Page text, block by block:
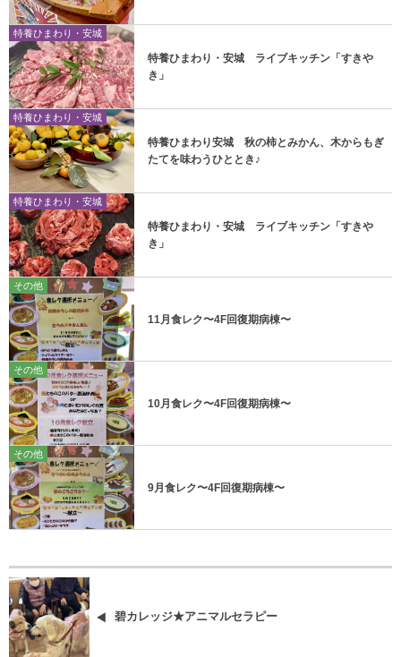
特養ひまわり・安城
特養ひまわり・安城 ライブキッチン「すきや
き」
特養ひまわり・安城
特養ひまわり安城 秋の柿とみかん、木からもぎ
たてを味わうひととき♪
特養ひまわり・安城
特養ひまわり・安城 ライブキッチン「すきや
き」
その他
11月食レク〜4F回復期病棟〜
その他
10月食レク〜4F回復期病棟〜
その他
9月食レク〜4F回復期病棟〜
碧カレッジ★アニマルセラピー